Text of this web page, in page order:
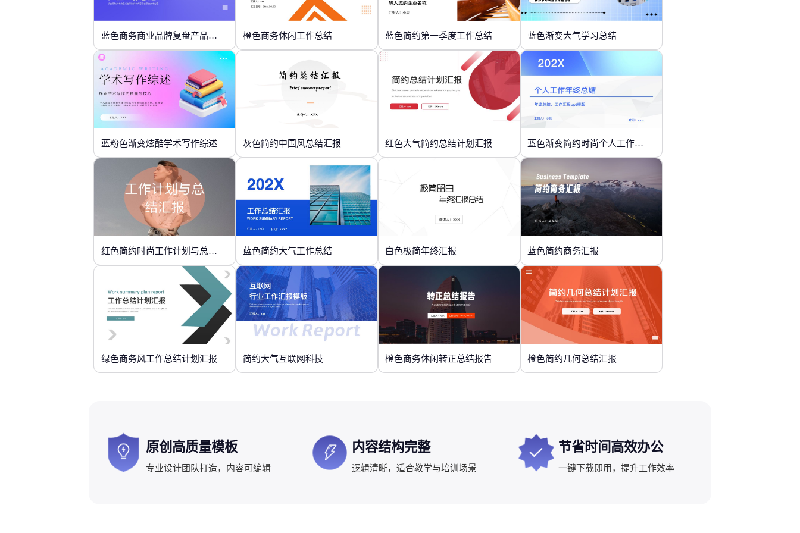
蓝色商务商业品牌复盘产品工作总结 橙色商务休闲工作总结 蓝色简约第一季度工作总结 蓝色渐变大气学习总结
蓝粉色渐变炫酷学术写作综述 灰色简约中国风总结汇报 红色大气简约总结计划汇报 蓝色渐变简约时尚个人工作年终总结
红色简约时尚工作计划与总结汇报 蓝色简约大气工作总结 白色极简年终汇报 蓝色简约商务汇报
绿色商务风工作总结计划汇报 简约大气互联网科技 橙色商务休闲转正总结报告 橙色简约几何总结汇报
原创高质量模板
专业设计团队打造，内容可编辑
内容结构完整
逻辑清晰，适合教学与培训场景
节省时间高效办公
一键下载即用，提升工作效率